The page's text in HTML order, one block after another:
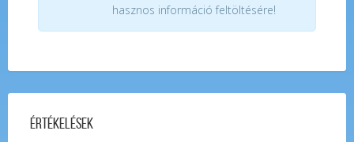
hasznos információ feltöltésére!
Értékelések